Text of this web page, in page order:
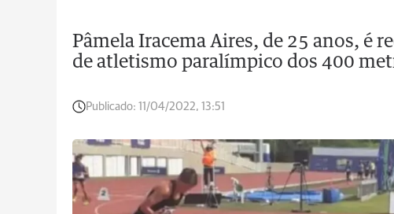
Pâmela Iracema Aires, de 25 anos, é
de atletismo paralímpico dos 400
Publicado: 11/04/2022, 13:51